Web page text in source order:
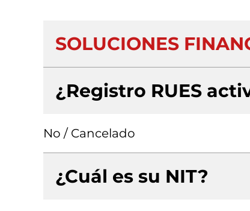
SOLUCIONES
¿Registro RUES
No / Cancelado
¿Cuál es su NIT?